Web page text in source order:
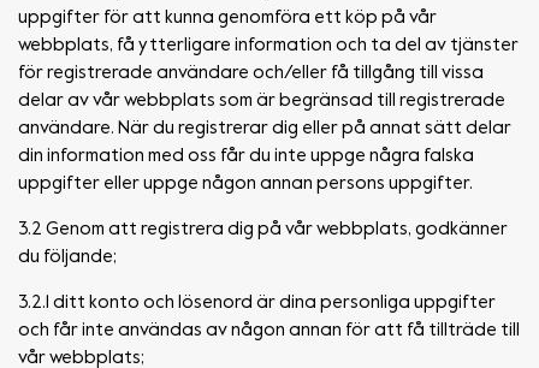
uppgifter för att kunna genomföra ett köp på vår
webbplats, få ytterligare information och ta del av tjänster
för registrerade användare och/eller få tillgång till vissa
delar av vår webbplats som är begränsad till registrerade
användare. När du registrerar dig eller på annat sätt delar
din information med oss får du inte uppge några falska
uppgifter eller uppge någon annan persons uppgifter.
3.2 Genom att registrera dig på vår webbplats, godkänner
du följande;
3.2.1 ditt konto och lösenord är dina personliga uppgifter
och får inte användas av någon annan för att få tillträde till
vår webbplats;